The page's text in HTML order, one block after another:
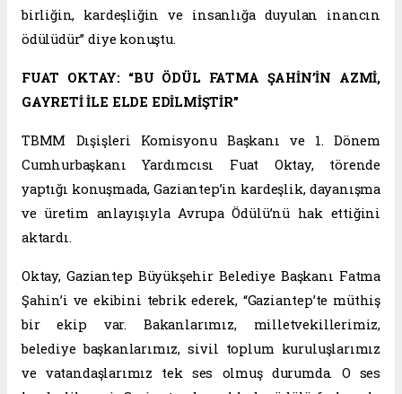
birliğin, kardeşliğin ve insanlığa duyulan inancın
ödülüdür” diye konuştu.
FUAT OKTAY: “BU ÖDÜL FATMA ŞAHİN’İN AZMİ,
GAYRETİ İLE ELDE EDİLMİŞTİR”
TBMM Dışişleri Komisyonu Başkanı ve 1. Dönem
Cumhurbaşkanı Yardımcısı Fuat Oktay, törende
yaptığı konuşmada, Gaziantep’in kardeşlik, dayanışma
ve üretim anlayışıyla Avrupa Ödülü’nü hak ettiğini
aktardı.
Oktay, Gaziantep Büyükşehir Belediye Başkanı Fatma
Şahin’i ve ekibini tebrik ederek, “Gaziantep’te müthiş
bir ekip var. Bakanlarımız, milletvekillerimiz,
belediye başkanlarımız, sivil toplum kuruluşlarımız
ve vatandaşlarımız tek ses olmuş durumda. O ses